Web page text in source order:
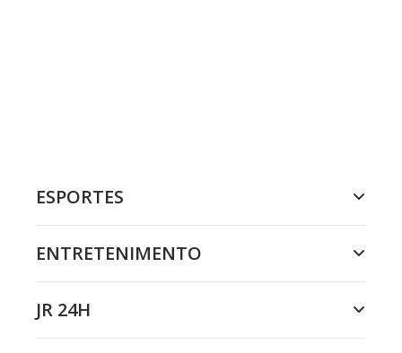
ESPORTES
ENTRETENIMENTO
JR 24H